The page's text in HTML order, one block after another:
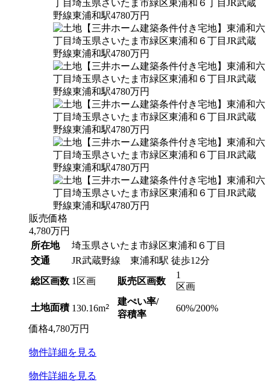
販売価格
4,780万円
所在地
埼玉県さいたま市緑区東浦和６丁目
交通
JR武蔵野線 東浦和駅 徒歩12分
総区画数 1区画 販売区画数
1
区画
土地面積 130.16m2
建ぺい率/
容積率
60%/200%
価格4,780万円
物件詳細を見る
物件詳細を見る